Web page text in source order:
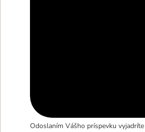
Odoslaním Vášho príspevku